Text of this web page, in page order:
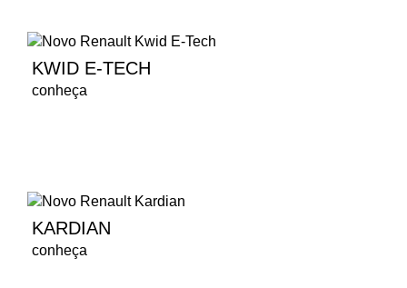
KWID E-TECH
conheça
KARDIAN
conheça